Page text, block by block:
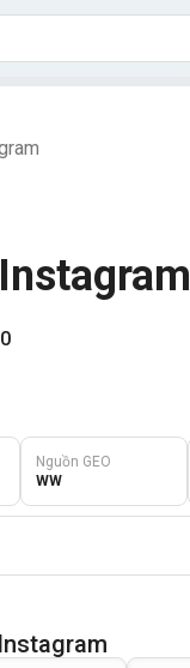
Nguồn GEO
WW